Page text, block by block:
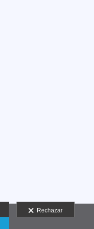
Rechazar